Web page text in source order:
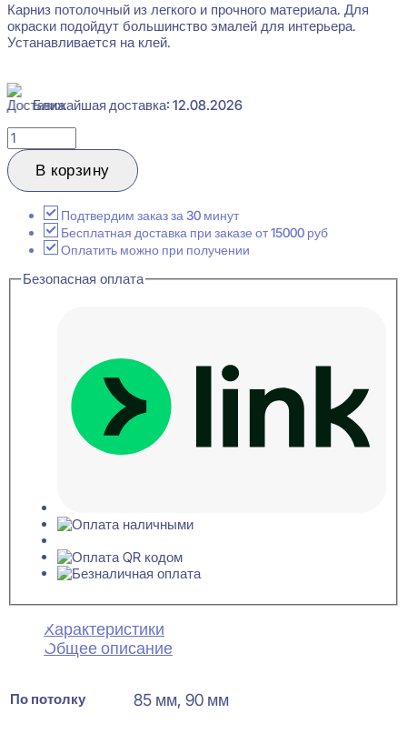
Карниз потолочный из легкого и прочного материала. Для
окраски подойдут большинство эмалей для интерьера.
Устанавливается на клей.
Ближайшая доставка: 12.08.2026
Количество
товара
Evroplast
1.50.125
потолочный
85x90x2000
В корзину
Подтвердим заказ за 30 минут
Бесплатная доставка при заказе от 15000 руб
Оплатить можно при получении
Безопасная оплата
Характеристики
Общее описание
По потолку 85 мм, 90 мм